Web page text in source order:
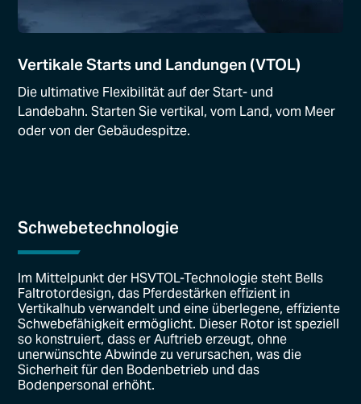
Vertikale Starts und Landungen (VTOL)
Die ultimative Flexibilität auf der Start- und
Landebahn. Starten Sie vertikal, vom Land, vom Meer
oder von der Gebäudespitze.
Schwebetechnologie
Im Mittelpunkt der HSVTOL-Technologie steht Bells
Faltrotordesign, das Pferdestärken effizient in
Vertikalhub verwandelt und eine überlegene, effiziente
Schwebefähigkeit ermöglicht. Dieser Rotor ist speziell
so konstruiert, dass er Auftrieb erzeugt, ohne
unerwünschte Abwinde zu verursachen, was die
Sicherheit für den Bodenbetrieb und das
Bodenpersonal erhöht.